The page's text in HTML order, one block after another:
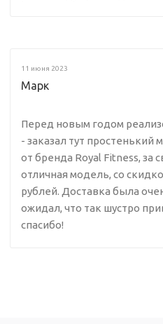
11 июня 2023
Марк
Перед новым годом
- заказал тут
от бренда Royal Fitness, за
отличная модель, со
рублей. Доставка была
ожидал, что так шустро
спасибо!